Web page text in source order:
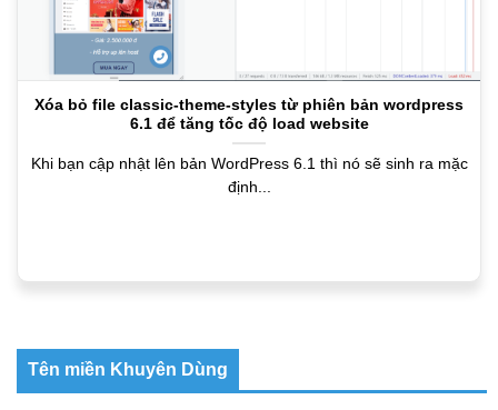
Xóa bỏ file classic-theme-styles từ phiên bản wordpress
6.1 để tăng tốc độ load website
Khi bạn cập nhật lên bản WordPress 6.1 thì nó sẽ sinh ra mặc
định...
Tên miền Khuyên Dùng